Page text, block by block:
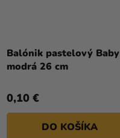
Balónik pastelový Baby
modrá 26 cm
hodnotenie
produktu
5
hviezdičiek.
0,10 €
DO KOŠÍKA